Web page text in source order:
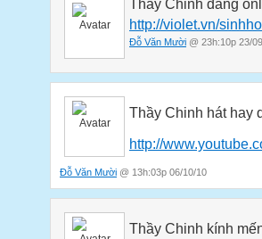
học sinh. Có kì diệu như
chúng tôi kiểm chứng nhé.
Toán 10
Bộ giáo án gồm: 2 phần
Đại số gồm 6 chương,
Trang chủ
thiệu
POINT 2003, vì vậy để sử
Thầy Chinh đang
http://violet.vn/
Đỗ Văn Mười @ 23h:10p 23/
Thầy Chinh hát hay
http://
Đỗ Văn Mười @ 13h:03p 06/10/10
Thầy Chinh kính